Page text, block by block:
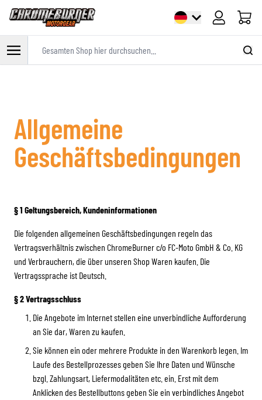
Allgemeine
Geschäftsbedingungen
§ 1 Geltungsbereich, Kundeninformationen
Die folgenden allgemeinen Geschäftsbedingungen regeln das
Vertragsverhältnis zwischen ChromeBurner c/o FC-Moto GmbH & Co. KG
und Verbrauchern, die über unseren Shop Waren kaufen. Die
Vertragssprache ist Deutsch.
§ 2 Vertragsschluss
Die Angebote im Internet stellen eine unverbindliche Aufforderung
an Sie dar, Waren zu kaufen.
Sie können ein oder mehrere Produkte in den Warenkorb legen. Im
Laufe des Bestellprozesses geben Sie Ihre Daten und Wünsche
bzgl. Zahlungsart, Liefermodalitäten etc. ein. Erst mit dem
Anklicken des Bestellbuttons geben Sie ein verbindliches Angebot